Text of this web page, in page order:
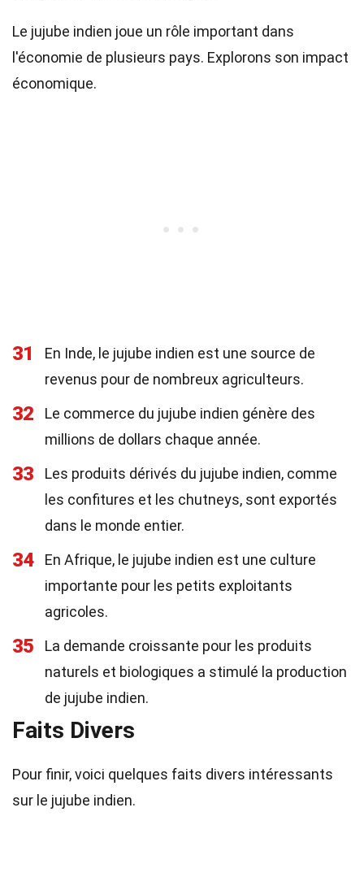
Le jujube indien joue un rôle important dans
l'économie de plusieurs pays. Explorons son impact
économique.
31
En Inde, le jujube indien est une source de
revenus pour de nombreux agriculteurs.
32
Le commerce du jujube indien génère des
millions de dollars chaque année.
33
Les produits dérivés du jujube indien, comme
les confitures et les chutneys, sont exportés
dans le monde entier.
34
En Afrique, le jujube indien est une culture
importante pour les petits exploitants
agricoles.
35
La demande croissante pour les produits
naturels et biologiques a stimulé la production
de jujube indien.
Faits Divers
Pour finir, voici quelques faits divers intéressants
sur le jujube indien.